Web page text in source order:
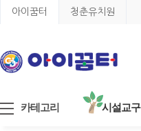
아이꿈터 청춘유치원
카테고리 시설교구